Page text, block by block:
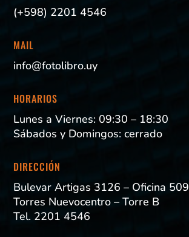
(+598) 2201 4546
MAIL
info@fotolibro.uy
HORARIOS
Lunes a Viernes: 09:30 – 18:30
Sábados y Domingos: cerrado
DIRECCIÓN
Bulevar Artigas 3126 – Oficina 509
Torres Nuevocentro – Torre B
Tel. 2201 4546